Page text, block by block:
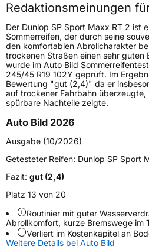
Höchstgeschwindigkeit
300 km/h
Lastindex91
Höchstlast615 kg
Gewicht (in kg)9,42 kg
Generelle Merkmale
FahrzeugtypPKW
VerwendungSommerreifen
ModellnameSP Sport Maxx RT 2
FahrzeugartPKW & SUV
Weitere Eigenschaften
SchlauchtypTL
Redaktionsmeinungen
Der Dunlop SP Sport Maxx RT 2 ist
Sommerreifen, der durch seine
den komfortablen Abrollcharakter
trockenen Straßen einen sehr guten
wurde im Auto Bild
245/45 R19 102Y geprüft. Im
Bewertung "gut (2,4)" da er
auf trockener Fahrbahn überzeugte,
spürbare Nachteile zeigte.
Auto Bild 2026
Ausgabe (10/2026)
Getesteter Reifen: Dunlop SP Sport
Fazit: gut (2,4)
Platz 13 von 20
Routinier mit guter
Abrollkomfort, kurze Bremswege im
Verliert im Kostenkapitel an
Weitere Details bei Auto Bild